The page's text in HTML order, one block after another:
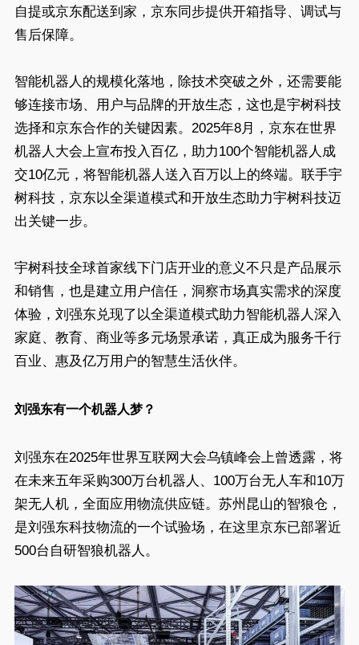
自提或京东配送到家，京东同步提供开箱指导、调试与
售后保障。
智能机器人的规模化落地，除技术突破之外，还需要能
够连接市场、用户与品牌的开放生态，这也是宇树科技
选择和京东合作的关键因素。2025年8月，京东在世界
机器人大会上宣布投入百亿，助力100个智能机器人成
交10亿元，将智能机器人送入百万以上的终端。联手宇
树科技，京东以全渠道模式和开放生态助力宇树科技迈
出关键一步。
宇树科技全球首家线下门店开业的意义不只是产品展示
和销售，也是建立用户信任，洞察市场真实需求的深度
体验，刘强东兑现了以全渠道模式助力智能机器人深入
家庭、教育、商业等多元场景承诺，真正成为服务千行
百业、惠及亿万用户的智慧生活伙伴。
刘强东有一个机器人梦？
刘强东在2025年世界互联网大会乌镇峰会上曾透露，将
在未来五年采购300万台机器人、100万台无人车和10万
架无人机，全面应用物流供应链。苏州昆山的智狼仓，
是刘强东科技物流的一个试验场，在这里京东已部署近
500台自研智狼机器人。